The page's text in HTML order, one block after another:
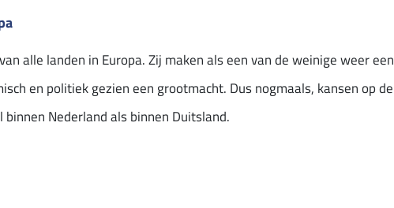
alle landen in Europa. Zij maken als een van de weinige weer een
en politiek gezien een grootmacht. Dus nogmaals, kansen op de
Nederland als binnen Duitsland.